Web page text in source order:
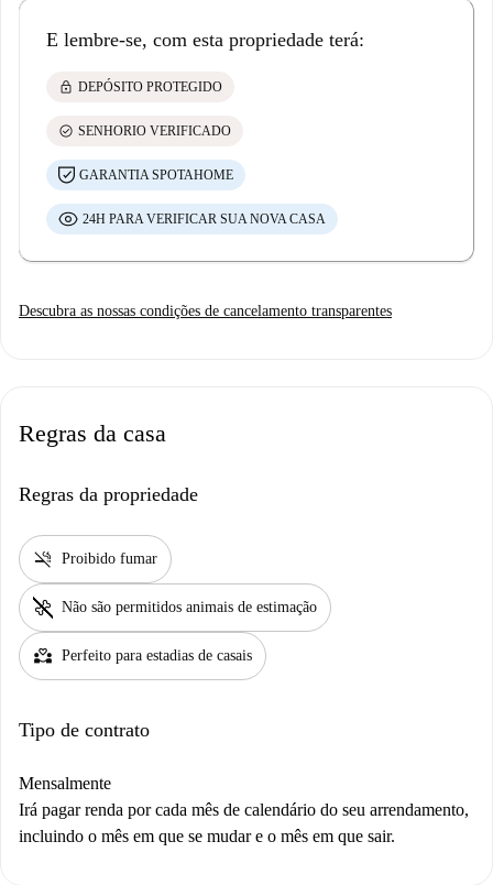
E lembre-se, com esta propriedade terá:
lock DEPÓSITO PROTEGIDO
check_circle SENHORIO VERIFICADO
GARANTIA SPOTAHOME
24H PARA VERIFICAR SUA NOVA CASA
Descubra as nossas condições de cancelamento transparentes
Regras da casa
Regras da propriedade
smoke_free Proibido fumar
pet_supplies Não são permitidos animais de estimação
partner_heart Perfeito para estadias de casais
Tipo de contrato
Mensalmente
Irá pagar renda por cada mês de calendário do seu arrendamento,
incluindo o mês em que se mudar e o mês em que sair.